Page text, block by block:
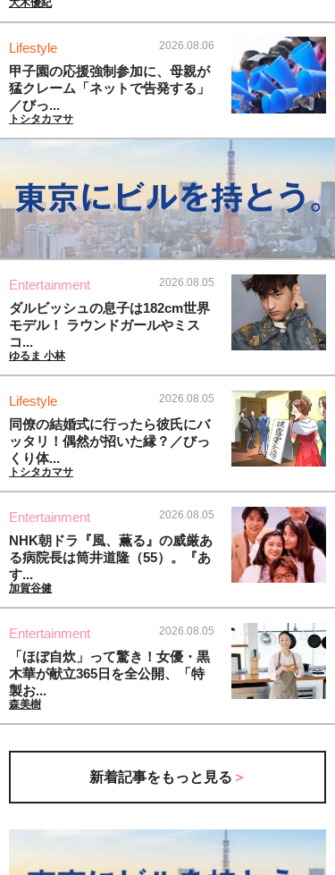
大木優紀
Lifestyle 2026.08.06
甲子園の応援強制参加に、母親が
猛クレーム「ネットで告発する」
／びっ...
トシタカマサ
Entertainment 2026.08.05
ダルビッシュの息子は182cm世界
モデル！ ラウンドガールやミス
コ...
ゆるま 小林
Lifestyle 2026.08.05
同僚の結婚式に行ったら彼氏にバ
ッタリ！偶然が招いた縁？／びっ
くり体...
トシタカマサ
Entertainment 2026.08.05
NHK朝ドラ『風、薫る』の威厳あ
る病院長は筒井道隆（55）。『あ
す...
加賀谷健
Entertainment 2026.08.05
「ほぼ自炊」って驚き！女優・黒
木華が献立365日を全公開、「特
製お...
森美樹
新着記事をもっと見る